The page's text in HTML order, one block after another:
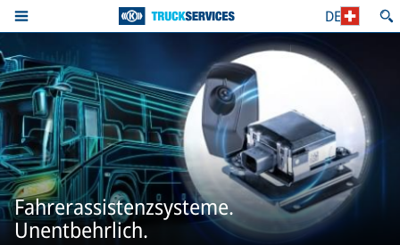
DE
Fahrerassistenzsysteme.
Unentbehrlich.